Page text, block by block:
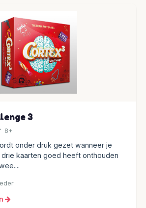
3
8+
onder druk gezet wanneer je
kaarten goed heeft onthouden